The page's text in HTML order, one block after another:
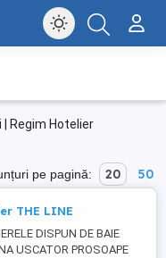
Regim Hotelier
pe pagină: 20 50
THE LINE
DISPUN DE BAIE
USCATOR PROSOAPE